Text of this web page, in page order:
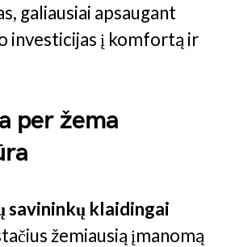
galiausiai apsaugant
investicijas į komfortą ir
per žema
savininkų klaidingai
žemiausią įmanomą